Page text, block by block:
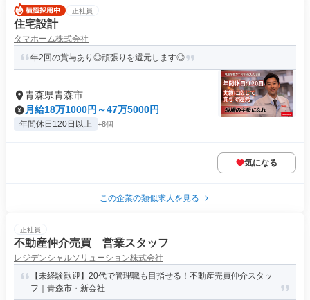
正社員
住宅設計
タマホーム株式会社
年2回の賞与あり◎頑張りを還元します◎
青森県青森市
月給18万1000円～47万5000円
年間休日120日以上 +8個
気になる
この企業の類似求人を見る
正社員
不動産仲介売買 営業スタッフ
レジデンシャルソリューション株式会社
【未経験歓迎】20代で管理職も目指せる！不動産売買仲介スタッ
フ｜青森市・新会社